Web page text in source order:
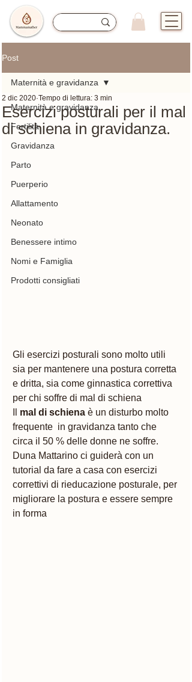
Post
Maternità e gravidanza
Fertilità
Gravidanza
Parto
Puerperio
Allattamento
Neonato
Benessere intimo
Nomi e Famiglia
Prodotti consigliati
Maternità e gravidanza
Esercizi posturali per il mal
di schiena in gravidanza.
2 dic 2020 Tempo di lettura: 3 min
Gli esercizi posturali sono molto utili
sia per mantenere una postura corretta
e dritta, sia come ginnastica correttiva
per chi soffre di mal di schiena
mal di schiena è un disturbo molto
frequente  in gravidanza tanto che
circa il 50 % delle donne ne soffre.
Duna Mattarino ci guiderà con un
tutorial da fare a casa con esercizi
correttivi di rieducazione posturale, per
migliorare la postura e essere sempre
in forma